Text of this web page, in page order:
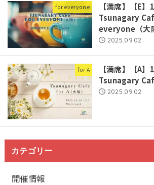
for everyone
【満席】【E】
Tsunagary
everyone（大
2025.09.02
for A
【満席】【A】
Tsunagary
2025.09.02
カテゴリー
開催情報